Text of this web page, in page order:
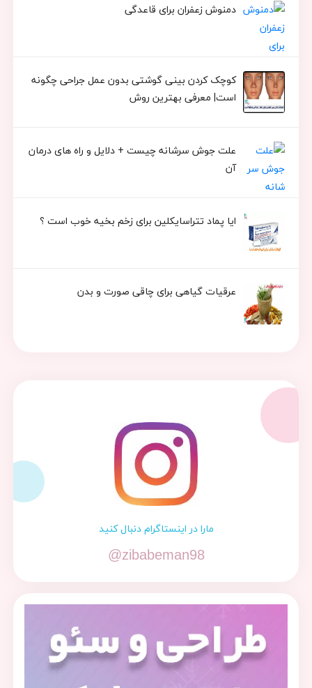
دمنوش زعفران برای قاعدگی
کوچک کردن بینی گوشتی بدون عمل جراحی چگونه
است| معرفی بهترین روش
علت جوش سرشانه چیست + دلایل و راه های درمان
آن
ایا پماد تتراسایکلین برای زخم بخیه خوب است ؟
عرقیات گیاهی برای چاقی صورت و بدن
مارا در اینستاگرام دنبال کنید
@zibabeman98